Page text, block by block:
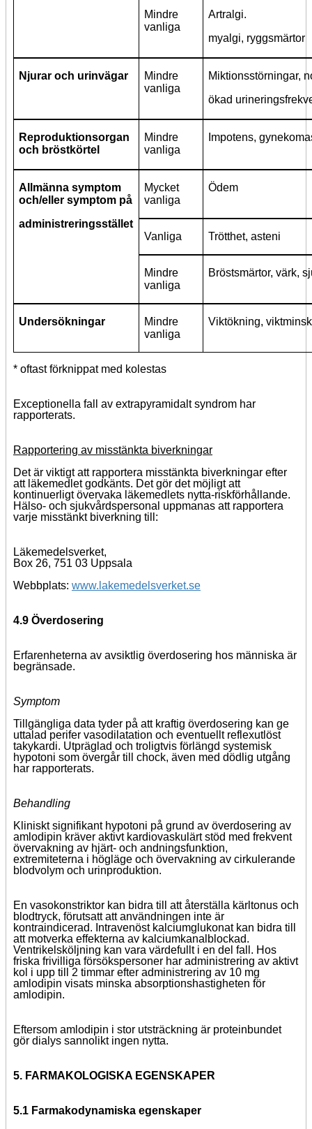
Mindre
vanliga
Artralgi.
myalgi, ryggsmärtor
Njurar och urinvägar
Mindre
vanliga
Miktionsstörningar,
ökad
Reproduktionsorgan
och bröstkörtel
Mindre
vanliga
Impotens,
Allmänna symptom
och/eller symptom på
administreringsstället
Mycket
vanliga
Ödem
Vanliga Trötthet, asteni
Mindre
vanliga
Bröstsmärtor, värk,
Undersökningar
Mindre
vanliga
Viktökning,
* oftast förknippat med kolestas
Exceptionella fall av extrapyramidalt syndrom har
rapporterats.
Rapportering av misstänkta biverkningar
Det är viktigt att rapportera misstänkta biverkningar efter
att läkemedlet godkänts. Det gör det möjligt att
kontinuerligt övervaka läkemedlets nytta-riskförhållande.
Hälso- och sjukvårdspersonal uppmanas att rapportera
varje misstänkt biverkning till:
Läkemedelsverket,
Box 26, 751 03 Uppsala
Webbplats: www.lakemedelsverket.se
4.9 Överdosering
Erfarenheterna av avsiktlig överdosering hos människa är
begränsade.
Symptom
Tillgängliga data tyder på att kraftig överdosering kan ge
uttalad perifer vasodilatation och eventuellt reflexutlöst
takykardi. Utpräglad och troligtvis förlängd systemisk
hypotoni som övergår till chock, även med dödlig utgång
har rapporterats.
Behandling
Kliniskt signifikant hypotoni på grund av överdosering av
amlodipin kräver aktivt kardiovaskulärt stöd med frekvent
övervakning av hjärt- och andningsfunktion,
extremiteterna i högläge och övervakning av cirkulerande
blodvolym och urinproduktion.
En vasokonstriktor kan bidra till att återställa kärltonus och
blodtryck, förutsatt att användningen inte är
kontraindicerad. Intravenöst kalciumglukonat kan bidra till
att motverka effekterna av kalciumkanalblockad.
Ventrikelsköljning kan vara värdefullt i en del fall. Hos
friska frivilliga försökspersoner har administrering av aktivt
kol i upp till 2 timmar efter administrering av 10 mg
amlodipin visats minska absorptionshastigheten för
amlodipin.
Eftersom amlodipin i stor utsträckning är proteinbundet
gör dialys sannolikt ingen nytta.
5. FARMAKOLOGISKA EGENSKAPER
5.1 Farmakodynamiska egenskaper